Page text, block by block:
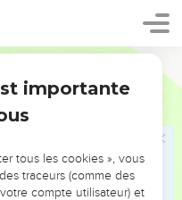
choisis d'avance
bu avec lui après sa
au peuple et d'attester
des vivants et des
le témoignage que
par son nom le pardon
importante
tous les cookies », vous
traceurs (comme des
compte utilisateur) et